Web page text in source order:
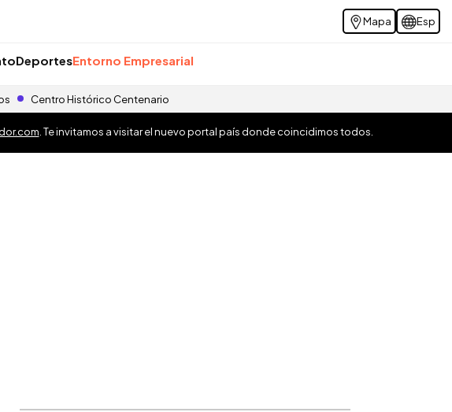
Mapa Esp
DeportesEntorno Empresarial
Centro Histórico Centenario
. Te invitamos a visitar el nuevo portal país donde coincidimos todos.